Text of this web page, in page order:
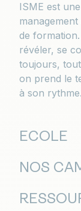
ISME est
de
révéler, se
toujours,
on prend le
à son rythme.
ECOLE
NOS